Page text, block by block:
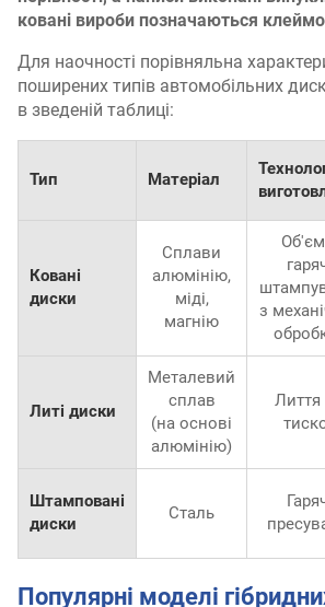
ковані вироби позначаються
Для наочності порівняльна
поширених типів автомобільних
в зведеній таблиці:
Тип Матеріал
Ковані
диски
Сплави
алюмінію,
міді,
магнію
з
Литі диски
Металевий
сплав
(на основі
алюмінію)
Лиття
Штамповані
диски
Сталь
Популярні моделі